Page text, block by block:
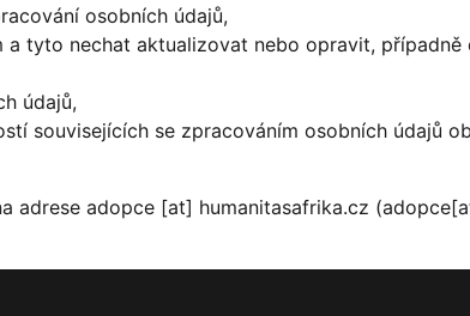
osobních údajů,
tyto nechat aktualizovat nebo opravit,
údajů,
souvisejících se zpracováním osobních údajů
adrese adopce [at] humanitasafrika.cz